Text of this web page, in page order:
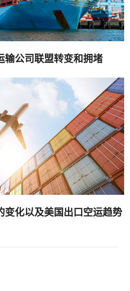
输公司联盟转变和拥堵
变化以及美国出口空运趋势